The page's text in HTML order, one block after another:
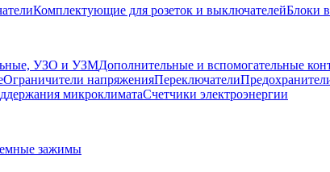
Комплектующие для розеток и выключателейБлоки
УЗО и УЗМДополнительные и вспомогательные
Ограничители напряженияПереключатели
микроклиматаСчетчики электроэнергии
зажимы